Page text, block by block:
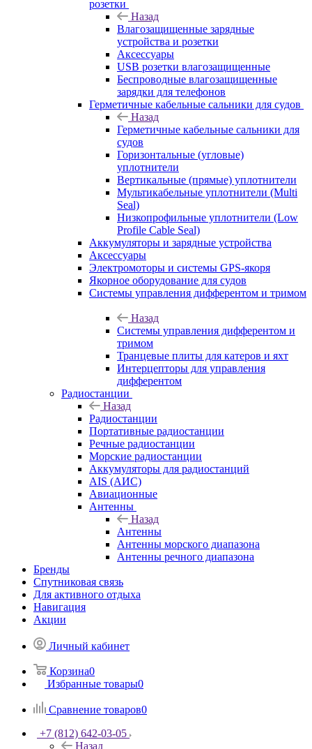
розетки
Назад
Влагозащищенные зарядные
устройства и розетки
Аксессуары
USB розетки влагозащищенные
Беспроводные влагозащищенные
зарядки для телефонов
Герметичные кабельные сальники для судов
Назад
Герметичные кабельные сальники для
судов
Горизонтальные (угловые)
уплотнители
Вертикальные (прямые) уплотнители
Мультикабельные уплотнители (Multi
Seal)
Низкопрофильные уплотнители (Low
Profile Cable Seal)
Аккумуляторы и зарядные устройства
Аксессуары
Электромоторы и системы GPS-якоря
Якорное оборудование для судов
Системы управления дифферентом и тримом
Назад
Системы управления дифферентом и
тримом
Транцевые плиты для катеров и яхт
Интерцепторы для управления
дифферентом
Радиостанции
Назад
Радиостанции
Портативные радиостанции
Речные радиостанции
Морские радиостанции
Аккумуляторы для радиостанций
AIS (АИС)
Авиационные
Антенны
Назад
Антенны
Антенны морского диапазона
Антенны речного диапазона
Бренды
Спутниковая связь
Для активного отдыха
Навигация
Акции
Личный кабинет
Корзина0
Избранные товары0
Сравнение товаров0
+7 (812) 642-03-05
Назад